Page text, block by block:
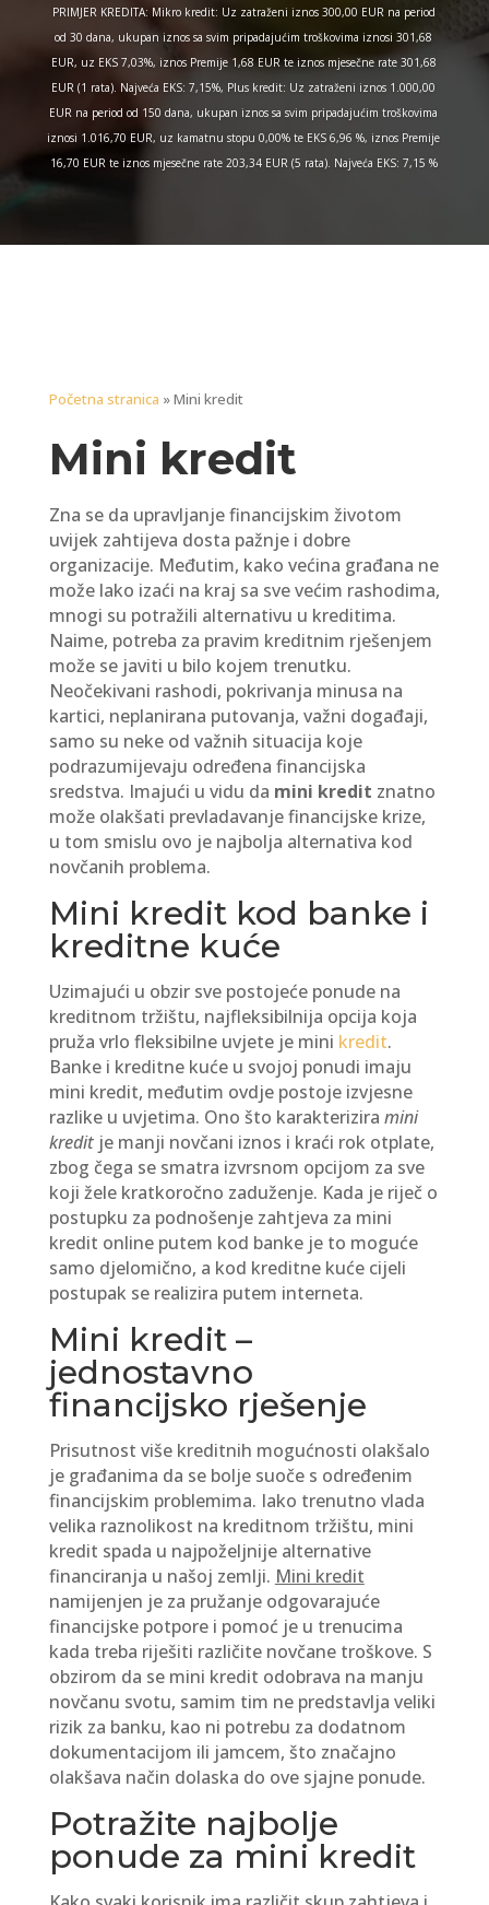
PRIMJER KREDITA: Mikro kredit: Uz zatraženi iznos 300,00 EUR na period
od 30 dana, ukupan iznos sa svim pripadajućim troškovima iznosi 301,68
EUR, uz EKS 7,03%, iznos Premije 1,68 EUR te iznos mjesečne rate 301,68
EUR (1 rata). Najveća EKS: 7,15%, Plus kredit: Uz zatraženi iznos 1.000,00
EUR na period od 150 dana, ukupan iznos sa svim pripadajućim troškovima
iznosi 1.016,70 EUR, uz kamatnu stopu 0,00% te EKS 6,96 %, iznos Premije
16,70 EUR te iznos mjesečne rate 203,34 EUR (5 rata). Najveća EKS: 7,15 %
Početna stranica »Mini kredit
Mini kredit
Zna se da upravljanje financijskim životom
uvijek zahtijeva dosta pažnje i dobre
organizacije. Međutim, kako većina građana ne
može lako izaći na kraj sa sve većim rashodima,
mnogi su potražili alternativu u kreditima.
Naime, potreba za pravim kreditnim rješenjem
može se javiti u bilo kojem trenutku.
Neočekivani rashodi, pokrivanja minusa na
kartici, neplanirana putovanja, važni događaji,
samo su neke od važnih situacija koje
podrazumijevaju određena financijska
sredstva. Imajući u vidu da mini kredit znatno
može olakšati prevladavanje financijske krize,
u tom smislu ovo je najbolja alternativa kod
novčanih problema.
Mini kredit kod banke i
kreditne kuće
Uzimajući u obzir sve postojeće ponude na
kreditnom tržištu, najfleksibilnija opcija koja
pruža vrlo fleksibilne uvjete je mini kredit.
Banke i kreditne kuće u svojoj ponudi imaju
mini kredit, međutim ovdje postoje izvjesne
razlike u uvjetima. Ono što karakterizira mini
kreditje manji novčani iznos i kraći rok otplate,
zbog čega se smatra izvrsnom opcijom za sve
koji žele kratkoročno zaduženje. Kada je riječ o
postupku za podnošenje zahtjeva za mini
kredit online putem kod banke je to moguće
samo djelomično, a kod kreditne kuće cijeli
postupak se realizira putem interneta.
Mini kredit –
jednostavno
financijsko rješenje
Prisutnost više kreditnih mogućnosti olakšalo
je građanima da se bolje suoče s određenim
financijskim problemima. Iako trenutno vlada
velika raznolikost na kreditnom tržištu, mini
kredit spada u najpoželjnije alternative
financiranja u našoj zemlji. Mini kredit
namijenjen je za pružanje odgovarajuće
financijske potpore i pomoć je u trenucima
kada treba riješiti različite novčane troškove. S
obzirom da se mini kredit odobrava na manju
novčanu svotu, samim tim ne predstavlja veliki
rizik za banku, kao ni potrebu za dodatnom
dokumentacijom ili jamcem, što značajno
olakšava način dolaska do ove sjajne ponude.
Potražite najbolje
ponude za mini kredit